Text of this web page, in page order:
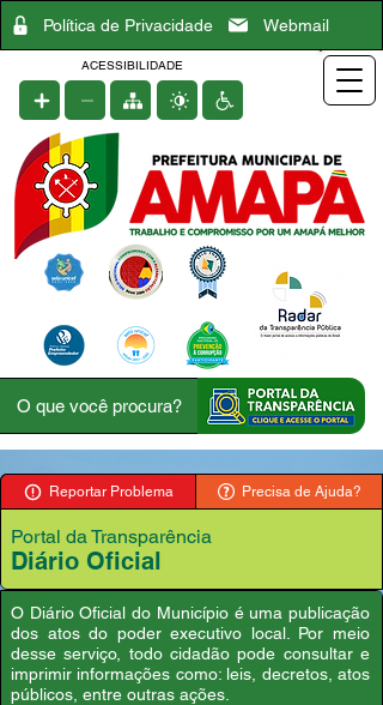
Política de Privacidade Webmail
ACESSIBILIDADE
Reportar Problema Precisa de Ajuda?
Portal da Transparência
Diário Oficial
O Diário Oficial do Município é uma publicação
dos atos do poder executivo local. Por meio
desse serviço, todo cidadão pode consultar e
imprimir informações como: leis, decretos, atos
públicos, entre outras ações.